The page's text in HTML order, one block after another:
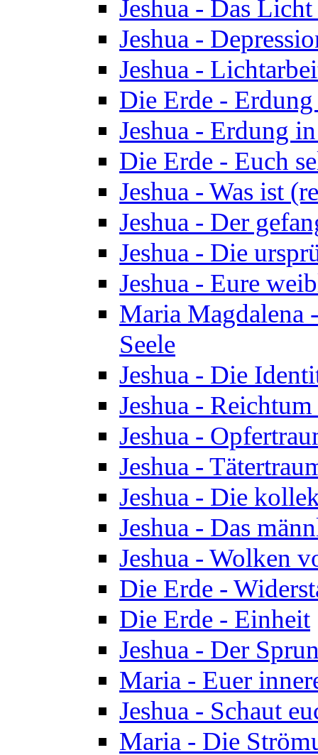
Jeshua - Das
Jeshua -
Jeshua -
Die Erde -
Jeshua - Erdung
Die Erde - Euch
Jeshua - Was ist
Jeshua - Der
Jeshua - Die
Jeshua - Eure
Maria Magdalena
Seele
Jeshua - Die
Jeshua -
Jeshua -
Jeshua -
Jeshua - Die
Jeshua - Das
Jeshua - Wolken
Die Erde -
Die Erde - Einheit
Jeshua - Der
Maria - Euer
Jeshua - Schaut
Maria - Die